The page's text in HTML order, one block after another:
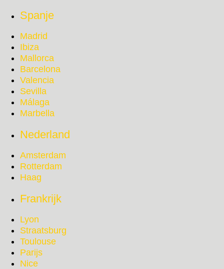
Spanje
Madrid
Ibiza
Mallorca
Barcelona
Valencia
Sevilla
Málaga
Marbella
Nederland
Amsterdam
Rotterdam
Haag
Frankrijk
Lyon
Straatsburg
Toulouse
Parijs
Nice